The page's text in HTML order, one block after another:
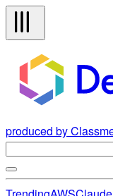
produced by